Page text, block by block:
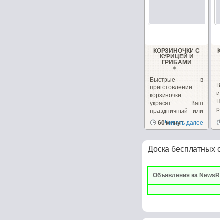
КОРЗИНОЧКИ С
КУРИЦЕЙ И
ГРИБАМИ
Быстрые в
приготовлении
корзиночки
украсят Ваш
праздничный или
повседневный...
60 минут
Читать далее
Доска бесплатных
Объявления на